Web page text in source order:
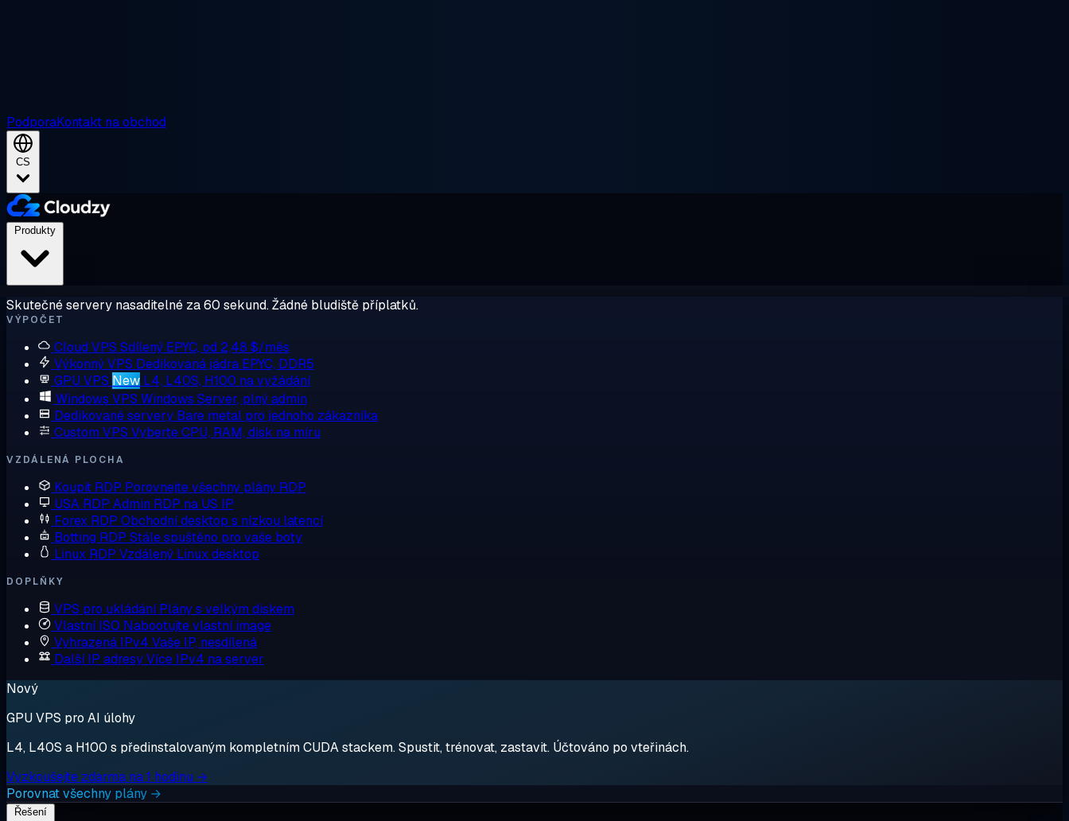
PodporaKontakt na obchod
CS
Skutečné servery nasaditelné za 60 sekund. Žádné bludiště příplatků.
VÝPOČET
Cloud VPS Sdílený EPYC, od 2,48 $/měs
Výkonný VPS Dedikovaná jádra EPYC, DDR5
GPU VPS New L4, L40S, H100 na vyžádání
Windows VPS Windows Server, plný admin
Dedikované servery Bare metal pro jednoho zákazníka
Custom VPS Vyberte CPU, RAM, disk na míru
VZDÁLENÁ PLOCHA
Koupit RDP Porovnejte všechny plány RDP
USA RDP Admin RDP na US IP
Forex RDP Obchodní desktop s nízkou latencí
Botting RDP Stále spuštěno pro vaše boty
Linux RDP Vzdálený Linux desktop
DOPLŇKY
VPS pro ukládání Plány s velkým diskem
Vlastní ISO Nabootujte vlastní image
Vyhrazená IPv4 Vaše IP, nesdílená
Další IP adresyVíce IPv4 na server
Nový
GPU VPS pro AI úlohy
L4, L40S a H100 s předinstalovaným kompletním CUDA stackem. Spustit, trénovat, zastavit. Účtováno po vteřinách.
Vyzkoušejte zdarma na 1 hodinu →
Porovnat všechny plány →